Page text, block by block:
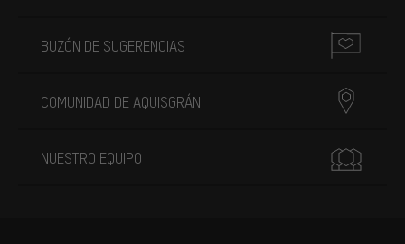
BUZÓN DE SUGERENCIAS
COMUNIDAD DE AQUISGRÁN
NUESTRO EQUIPO